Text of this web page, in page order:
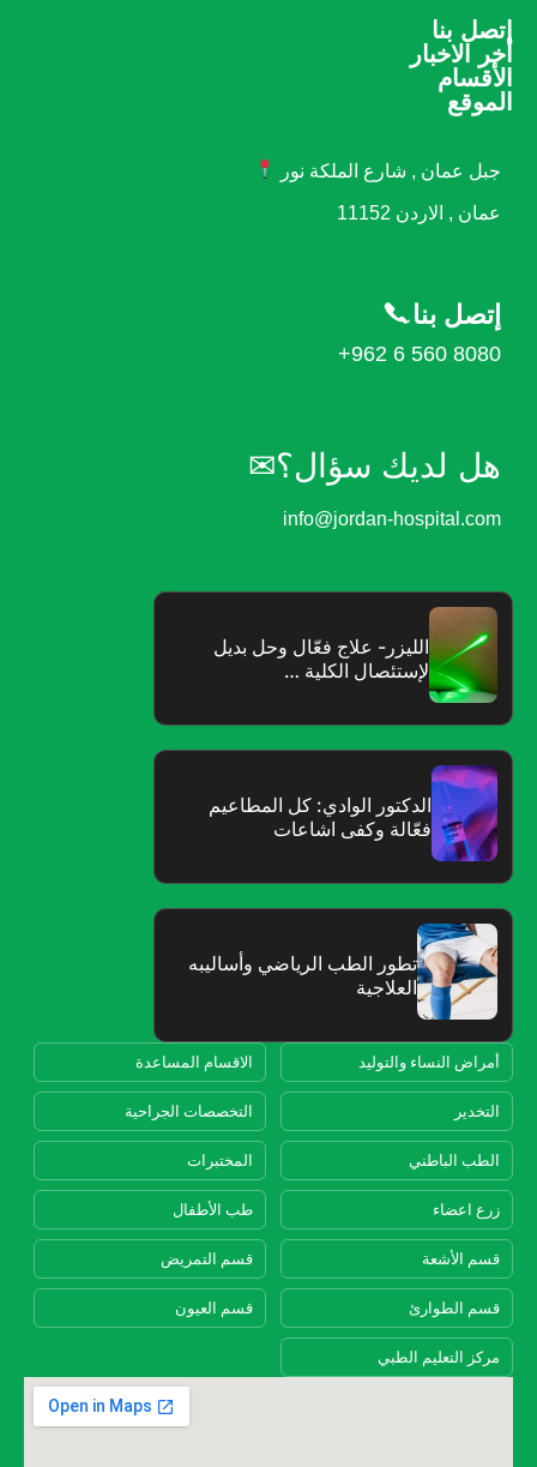
إتصل بنا
أخر الاخبار
الأقسام
الموقع
جبل عمان , شارع الملكة نور
عمان , الاردن 11152
إتصل بنا
+962 6 560 8080
هل لديك سؤال؟✉︎
info@jordan-hospital.com
الليزر- علاج فعّال وحل بديل
لإستئصال الكلية …
الدكتور الوادي: كل المطاعيم
فعّالة وكفى اشاعات
‬العلاجية
أمراض النساء والتوليد الاقسام المساعدة
التخدير التخصصات الجراحية
الطب الباطني المختبرات
زرع اعضاء طب الأطفال
قسم الأشعة قسم التمريض
قسم الطوارئ قسم العيون
مركز التعليم الطبي